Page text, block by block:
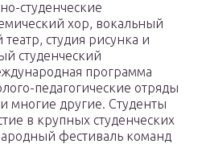
студенческие
хор, вокальный
студия рисунка и
студенческий
программа
педагогические отряды
и многие другие. Студенты
в крупных студенческих
фестиваль команд